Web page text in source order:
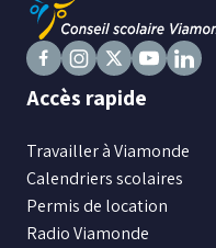
Suivez
sur
Facebook
Suivez
sur
Instagram
Suivez
nous
sur
Suivez
Youtube
sur
Accès rapide
Travailler à Viamonde
Calendriers scolaires
Permis de location
Radio Viamonde